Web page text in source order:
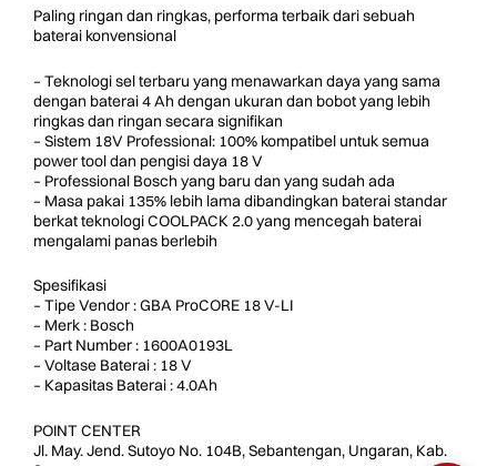
Paling ringan dan ringkas, performa terbaik dari sebuah
baterai konvensional
– Teknologi sel terbaru yang menawarkan daya yang sama
dengan baterai 4 Ah dengan ukuran dan bobot yang lebih
ringkas dan ringan secara signifikan
– Sistem 18V Professional: 100% kompatibel untuk semua
power tool dan pengisi daya 18 V
– Professional Bosch yang baru dan yang sudah ada
– Masa pakai 135% lebih lama dibandingkan baterai standar
berkat teknologi COOLPACK 2.0 yang mencegah baterai
mengalami panas berlebih
Spesifikasi
– Tipe Vendor : GBA ProCORE 18 V-LI
– Merk : Bosch
– Part Number : 1600A0193L
– Voltase Baterai : 18 V
– Kapasitas Baterai : 4.0Ah
POINT CENTER
Jl. May. Jend. Sutoyo No. 104B, Sebantengan, Ungaran, Kab.